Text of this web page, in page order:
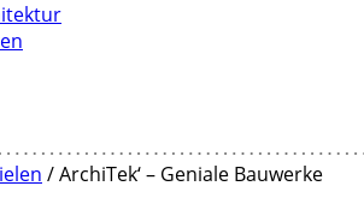
/ ArchiTek‘ – Geniale Bauwerke